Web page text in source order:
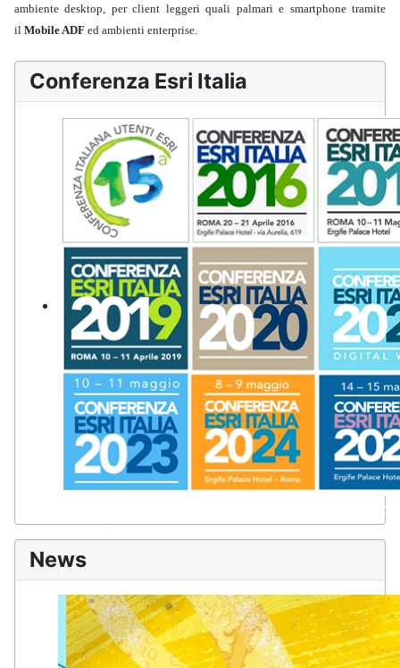
ambiente desktop, per client leggeri quali palmari e smartphone tramite
il Mobile ADF ed ambienti enterprise.
Conferenza Esri Italia
Il più importante appuntamento per imprese, pubbliche
tecnologie GIS.
News